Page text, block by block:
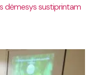
dėmesys sustiprintam